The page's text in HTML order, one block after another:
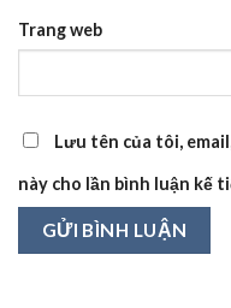
Trang web
Lưu tên của tôi,
này cho lần bình luận kế